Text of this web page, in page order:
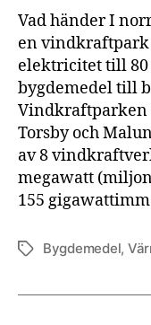
Vad händer I
en vindkraftpark
elektricitet till 80
bygdemedel till
Vindkraftparken
Torsby och
av 8
megawatt
155
EtiketterBygdemedel,